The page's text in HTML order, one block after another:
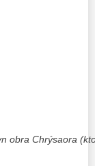
obra Chrýsaora